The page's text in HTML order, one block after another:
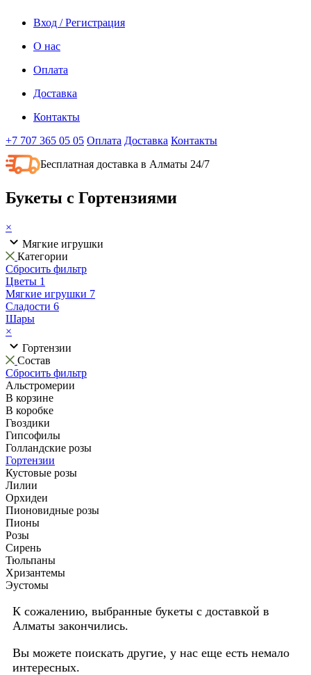
Вход / Регистрация
О нас
Оплата
Доставка
Контакты
+7 707 365 05 05 Оплата Доставка Контакты
Бесплатная доставка в Алматы 24/7
Букеты с Гортензиями
×
Мягкие игрушки
Категории
Сбросить фильтр
Цветы 1
Мягкие игрушки 7
Сладости 6
Шары
×
Гортензии
Состав
Сбросить фильтр
Альстромерии
В корзине
В коробке
Гвоздики
Гипсофилы
Голландские розы
Гортензии
Кустовые розы
Лилии
Орхидеи
Пионовидные розы
Пионы
Розы
Сирень
Тюльпаны
Хризантемы
Эустомы
К сожалению, выбранные букеты с доставкой в
Алматы закончились.
Вы можете поискать другие, у нас еще есть немало
интересных.